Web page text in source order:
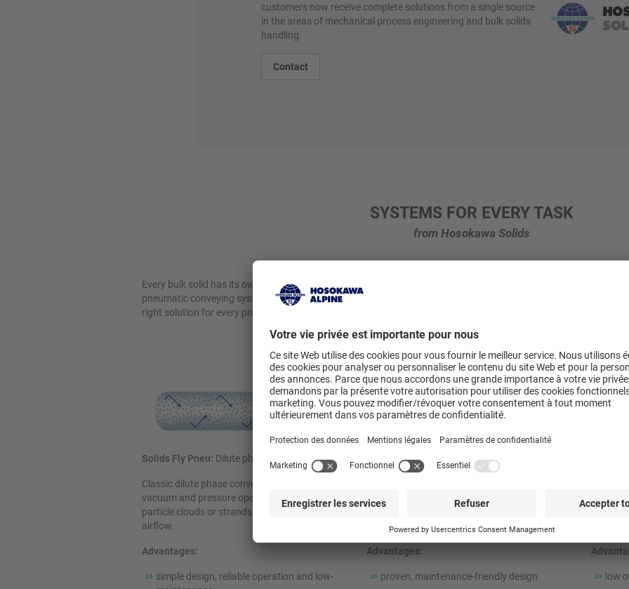
customers now receive complete solutions from a single source
in the areas of mechanical process engineering and bulk solids
handling.
Contact
SYSTEMS FOR EVERY TASK
from Hosokawa Solids
Every bulk solid has its own special requirements for a conveyor system. To meet these requirements, we offer
pneumatic conveying systems with components for pneumatic pressure and vacuum conveying from our own
right solution for every product and every specific task.
Solids Fly Pneu: Dilute phase conveying
Classic dilute phase conveying system for
vacuum and pressure operation. Particles and
particle clouds or strands are carried by the
airflow.
Advantages:
simple design, reliable operation and low-
Solids Fluid Pneu: Dense phase pressure
conveying
Pressure or vacuum conveying system: Fluidised
material/air mixture using the push force.
Advantages:
proven, maintenance-friendly design
low